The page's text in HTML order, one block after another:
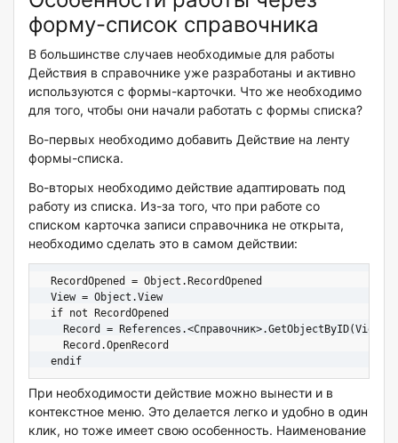
форму-список справочника
В большинстве случаев необходимые для работы
Действия в справочнике уже разработаны и активно
используются с формы-карточки. Что же необходимо
для того, чтобы они начали работать с формы списка?
Во-первых необходимо добавить Действие на ленту
формы-списка.
Во-вторых необходимо действие адаптировать под
работу из списка. Из-за того, что при работе со
списком карточка записи справочника не открыта,
необходимо сделать это в самом действии:
RecordOpened = Object.RecordOpened
View = Object.View
if not RecordOpened
Record =
Record.OpenRecord
endif
При необходимости действие можно вынести и в
контекстное меню. Это делается легко и удобно в один
клик, но тоже имеет свою особенность. Наименование